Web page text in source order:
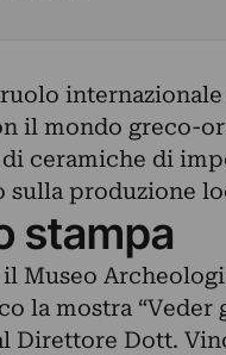
il mondo greco-
ceramiche di
sulla produzione
stampa
Museo
la mostra
Direttore Dott.